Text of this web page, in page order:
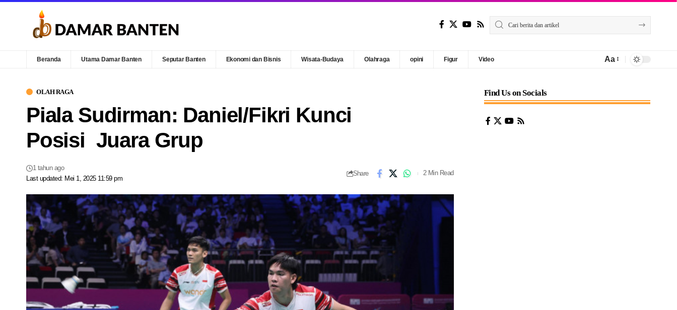
Beranda Utama Damar Banten Seputar Banten Ekonomi dan Bisnis Wisata-Budaya Olahraga opini Figur Video Aa
OLAH RAGA
Piala Sudirman: Daniel/Fikri Kunci
Posisi Juara Grup
Last updated: Mei 1, 2025 11:59 pm
1 tahun ago
Share 2 Min Read
Find Us on Socials